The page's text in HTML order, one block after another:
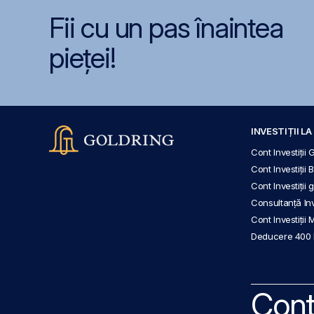
Fii cu un pas înaintea
pieței!
INVESTIȚII LA
Cont Investiții
Cont Investiții
Cont Investiții
Consultanță
Cont Investiții
Deducere 400